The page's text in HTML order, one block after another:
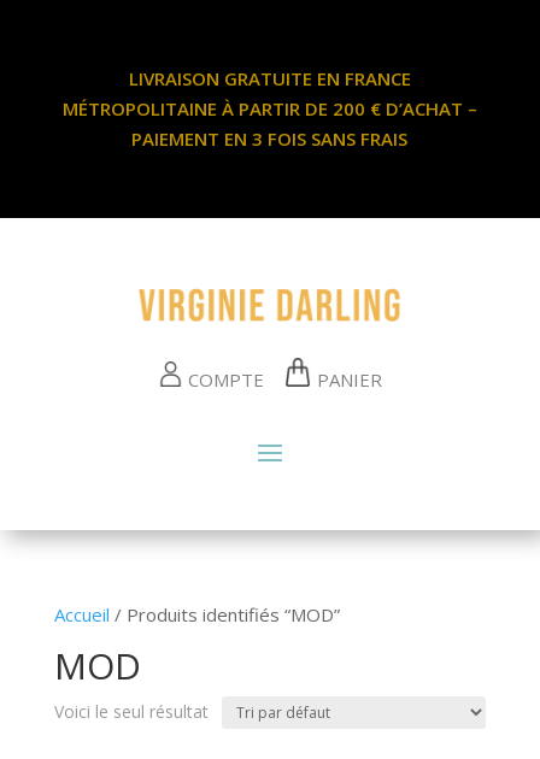
LIVRAISON GRATUITE EN FRANCE
MÉTROPOLITAINE À PARTIR DE 200 € D’ACHAT –
PAIEMENT EN 3 FOIS SANS FRAIS
COMPTE PANIER
Accueil / Produits identifiés “MOD”
MOD
Voici le seul résultat